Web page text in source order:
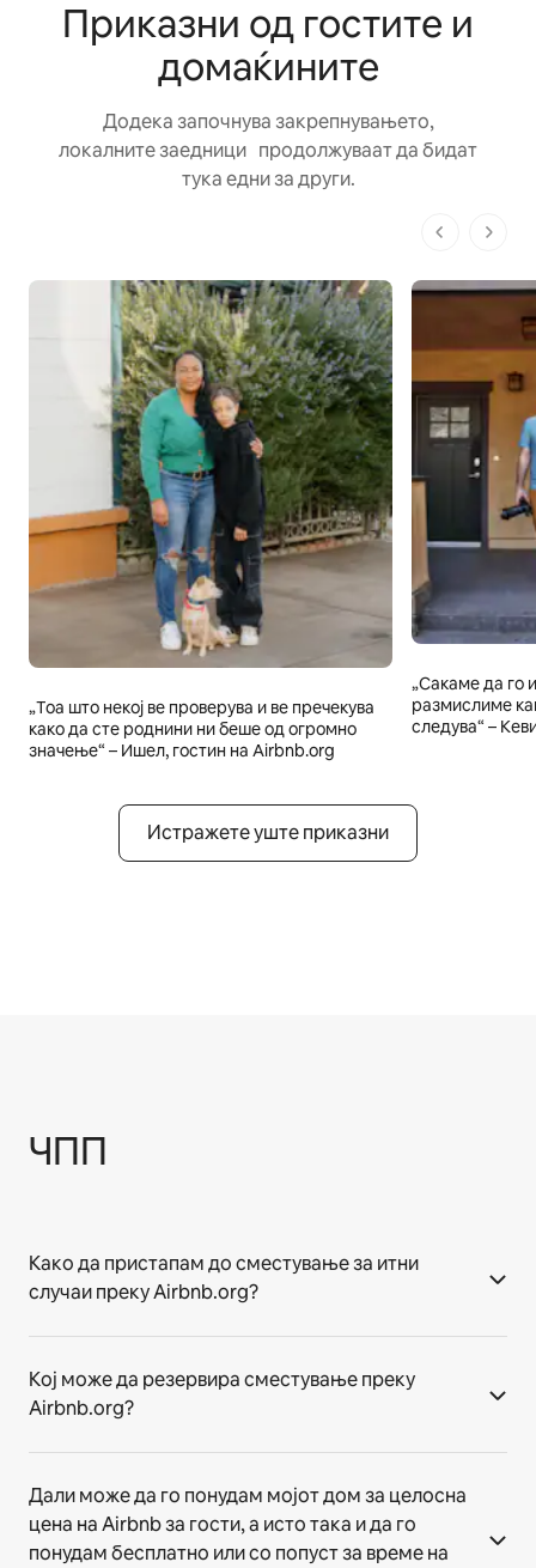
Приказни од гостите и
домаќините
Додека започнува закрепнувањето,
локалните заедници продолжуваат да бидат
тука едни за други.
1 од 1
„Тоа што некој ве проверува и ве пречекува
како да сте роднини ни беше од огромно
значење“ – Ишел, гостин на Airbnb.org
„Сакаме да го
размислиме
следува“ –
Истражете уште приказни
ЧПП
Како да пристапам до сместување за итни
случаи преку Airbnb.org?
Кој може да резервира сместување преку
Airbnb.org?
Дали може да го понудам мојот дом за целосна
цена на Airbnb за гости, а исто така и да го
понудам бесплатно или со попуст за време на